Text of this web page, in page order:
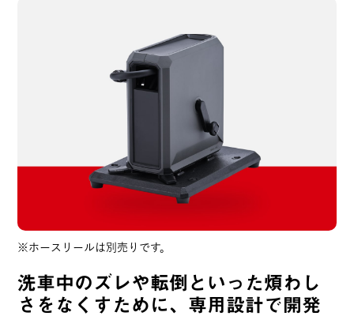
※ホースリールは別売りです。
洗車中のズレや転倒といった煩わし
さをなくすために、専用設計で開発